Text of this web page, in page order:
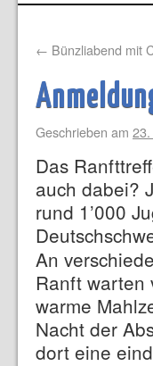
← Bünzliabend mit
Geschrieben am
Das
auch dabei?
rund 1’000
An
Ranft warten
warme
Nacht der
dort eine